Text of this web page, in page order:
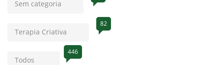
Sem categoria
Terapia Criativa
82
Todos
446